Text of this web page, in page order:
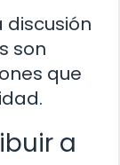
discusión
son
que
a